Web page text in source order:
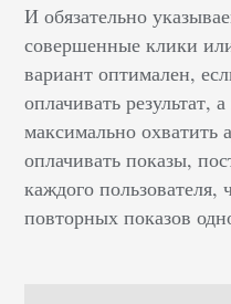
И обязательно
совершенные клики
вариант оптимален,
оплачивать результат,
максимально охватить
оплачивать показы,
каждого пользователя,
повторных показов